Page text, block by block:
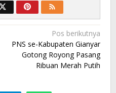
Pos berikutnya
PNS se-Kabupaten Gianyar
Gotong Royong Pasang
Ribuan Merah Putih